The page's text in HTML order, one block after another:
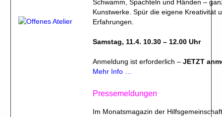
Schwamm, Spachteln und Händen –
Kunstwerke. Spür die eigene Kreativität
Erfahrungen.
Samstag, 11.4. 10.30 – 12.00 Uhr
Anmeldung ist erforderlich –JETZT
Mehr Info …
Pressemeldungen
Im Monatsmagazin der